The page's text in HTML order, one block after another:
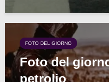
FOTO DEL GIORNO
Foto del
petrolio